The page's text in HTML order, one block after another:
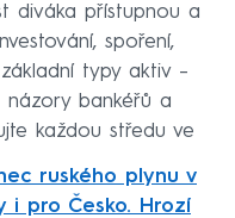
diváka přístupnou a
spoření,
typy aktiv –
bankéřů a
každou středu ve
ruského plynu v
i pro Česko. Hrozí